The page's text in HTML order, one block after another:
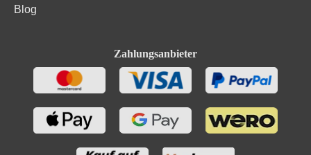
Blog
Zahlungsanbieter